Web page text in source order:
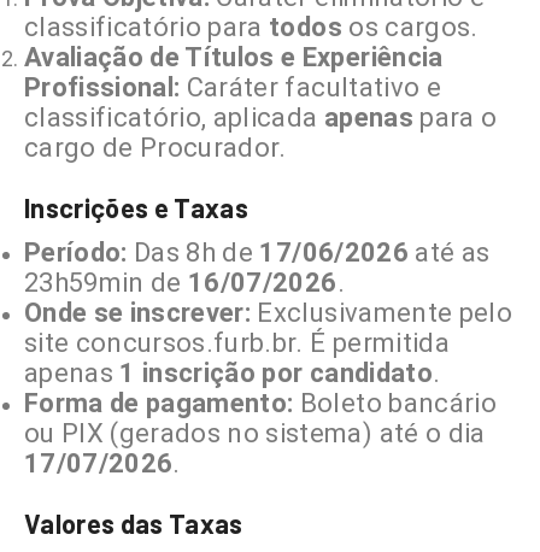
classificatório para todos os cargos.
Avaliação de Títulos e Experiência
Profissional: Caráter facultativo e
classificatório, aplicada apenas para o
cargo de Procurador.
Inscrições e Taxas
Período: Das 8h de 17/06/2026 até as
23h59min de 16/07/2026.
Onde se inscrever: Exclusivamente pelo
site concursos.furb.br. É permitida
apenas 1 inscrição por candidato.
Forma de pagamento: Boleto bancário
ou PIX (gerados no sistema) até o dia
17/07/2026.
Valores das Taxas